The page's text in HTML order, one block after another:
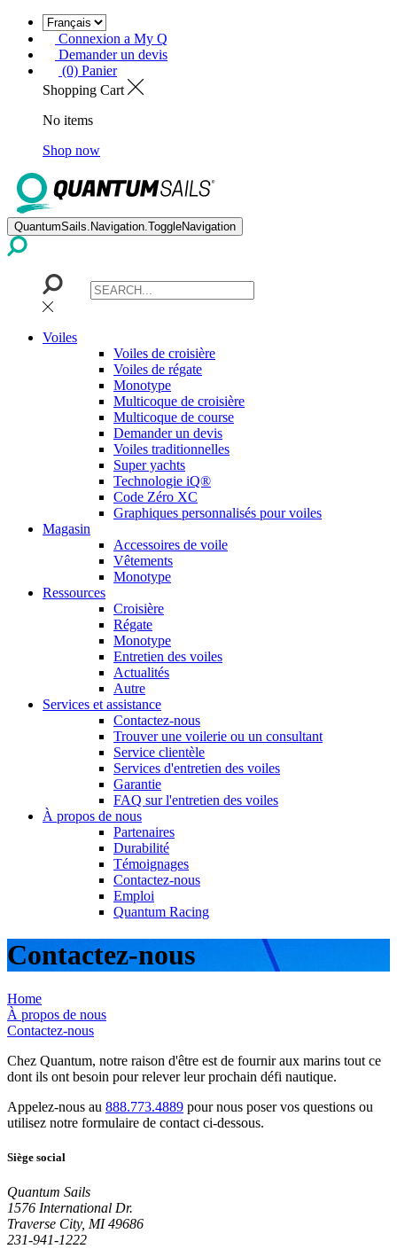
Connexion a My Q
Demander un devis
(0) Panier
Shopping Cart
No items
Shop now
QuantumSails.Navigation.ToggleNavigation
Voiles
Voiles de croisière
Voiles de régate
Monotype
Multicoque de croisière
Multicoque de course
Demander un devis
Voiles traditionnelles
Super yachts
Technologie iQ®
Code Zéro XC
Graphiques personnalisés pour voiles
Magasin
Accessoires de voile
Vêtements
Monotype
Ressources
Croisière
Régate
Monotype
Entretien des voiles
Actualités
Autre
Services et assistance
Contactez-nous
Trouver une voilerie ou un consultant
Service clientèle
Services d'entretien des voiles
Garantie
FAQ sur l'entretien des voiles
À propos de nous
Partenaires
Durabilité
Témoignages
Contactez-nous
Emploi
Quantum Racing
Contactez-nous
Home
À propos de nous
Contactez-nous
Chez Quantum, notre raison d'être est de fournir aux marins tout ce
dont ils ont besoin pour relever leur prochain défi nautique.
Appelez-nous au 888.773.4889 pour nous poser vos questions ou
utilisez notre formulaire de contact ci-dessous.
Siège social
Quantum Sails
1576 International Dr.
Traverse City, MI 49686
231-941-1222